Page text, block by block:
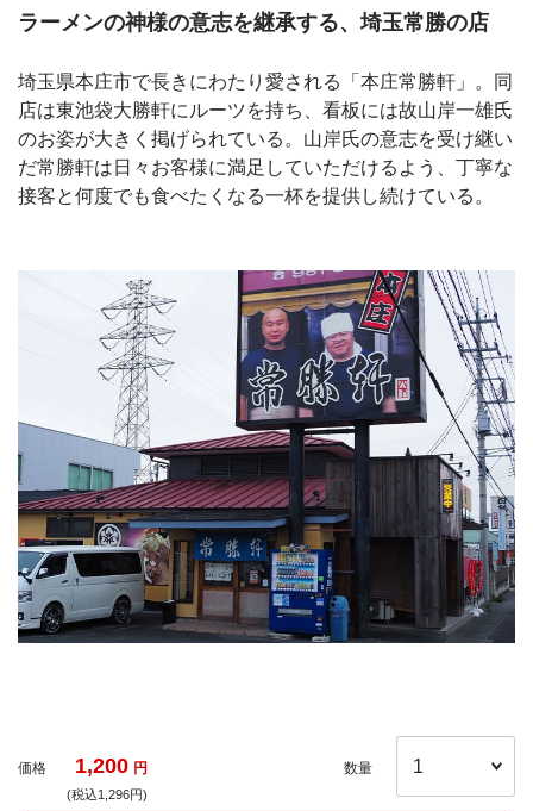
ラーメンの神様の意志を継承する、埼玉常勝の店
埼玉県本庄市で長きにわたり愛される「本庄常勝軒」。同
店は東池袋大勝軒にルーツを持ち、看板には故山岸一雄氏
のお姿が大きく掲げられている。山岸氏の意志を受け継い
だ常勝軒は日々お客様に満足していただけるよう、丁寧な
接客と何度でも食べたくなる一杯を提供し続けている。
価格 1,200 円
(税込1,296円)
数量